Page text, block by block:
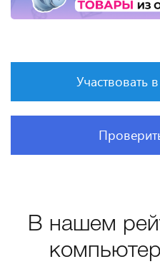
Участвовать
В нашем